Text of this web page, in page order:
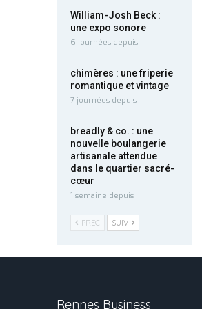
William-Josh Beck :
une expo sonore
6 journées depuis
chimères : une friperie
romantique et vintage
7 journées depuis
breadly & co. : une
nouvelle boulangerie
artisanale attendue
dans le quartier sacré-
cœur
1 semaine depuis
PREC SUIV
Rennes Business